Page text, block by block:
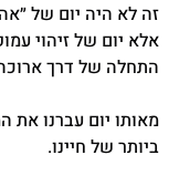
זה לא היה יום של
אלא יום של זיהוי
התחלה של דרך
מאותו יום עברנו את
ביותר של חיינו.